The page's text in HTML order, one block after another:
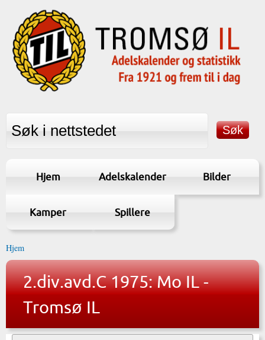
Hjem Adelskalender Bilder
Kamper Spillere
Hjem
2.div.avd.C 1975: Mo IL -
Tromsø IL